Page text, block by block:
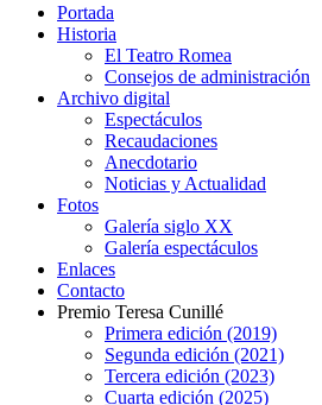
Portada
Historia
El Teatro Romea
Consejos de administración
Archivo digital
Espectáculos
Recaudaciones
Anecdotario
Noticias y Actualidad
Fotos
Galería siglo XX
Galería espectáculos
Enlaces
Contacto
Premio Teresa Cunillé
Primera edición (2019)
Segunda edición (2021)
Tercera edición (2023)
Cuarta edición (2025)